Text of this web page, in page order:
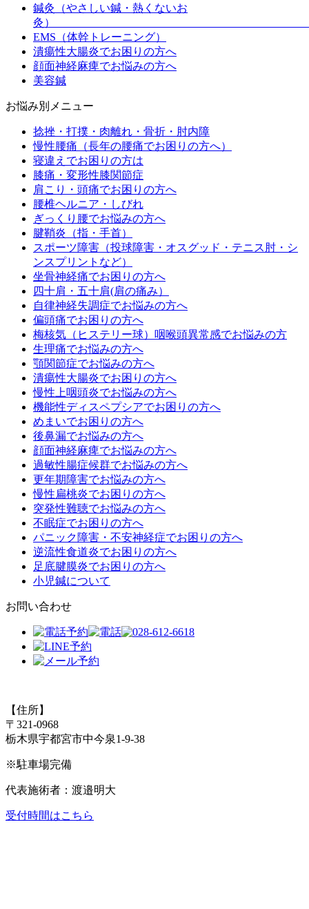
鍼灸（やさしい鍼・熱くないお
灸
EMS（体幹トレーニング）
潰瘍性大腸炎でお困りの方へ
顔面神経麻痺でお悩みの方へ
美容鍼
お悩み別メニュー
捻挫・打撲・肉離れ・骨折・肘内障
慢性腰痛（長年の腰痛でお困りの方へ）
寝違えでお困りの方は
膝痛・変形性膝関節症
肩こり・頭痛でお困りの方へ
腰椎ヘルニア・しびれ
ぎっくり腰でお悩みの方へ
腱鞘炎（指・手首）
スポーツ障害（投球障害・オスグッド・テニス肘・シ
ンスプリントなど）
坐骨神経痛でお困りの方へ
四十肩・五十肩(肩の痛み）
自律神経失調症でお悩みの方へ
偏頭痛でお困りの方へ
梅核気（ヒステリー球）咽喉頭異常感でお悩みの方
生理痛でお悩みの方へ
顎関節症でお悩みの方へ
潰瘍性大腸炎でお困りの方へ
慢性上咽頭炎でお悩みの方へ
機能性ディスペプシアでお困りの方へ
めまいでお困りの方へ
後鼻漏でお悩みの方へ
顔面神経麻痺でお悩みの方へ
過敏性腸症候群でお悩みの方へ
更年期障害でお悩みの方へ
慢性扁桃炎でお困りの方へ
突発性難聴でお悩みの方へ
不眠症でお困りの方へ
パニック障害・不安神経症でお困りの方へ
逆流性食道炎でお困りの方へ
足底腱膜炎でお困りの方へ
小児鍼について
お問い合わせ
【住所】
〒321-0968
栃木県宇都宮市中今泉1-9-38
※駐車場完備
代表施術者：渡邉明大
受付時間はこちら